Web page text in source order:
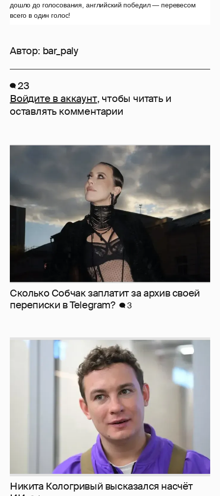
дошло до голосования, английский победил — перевесом
всего в один голос!
Автор: bar_paly
23
Войдите в аккаунт, чтобы читать и
оставлять комментарии
Сколько Собчак заплатит за архив своей
перeписки в Telegram?
3
Никита Кологривый высказался насчёт